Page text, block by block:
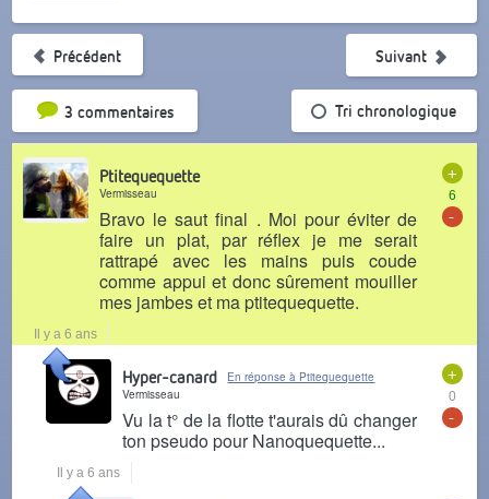
Précédent
3 commentairesTri par popularité Tri chronologique
Suivant
+
6
-
Ptitequequette
Vermisseau
Bravo le saut final . Moi pour éviter de
faire un plat, par réflex je me serait
rattrapé avec les mains puis coude
comme appui et donc sûrement mouiller
mes jambes et ma ptitequequette.
Il y a 6 ans
+
0
-
Hyper-canard
En réponse à Ptitequequette
Vermisseau
Vu la t° de la flotte t'aurais dû changer
ton pseudo pour Nanoquequette...
Il y a 6 ans